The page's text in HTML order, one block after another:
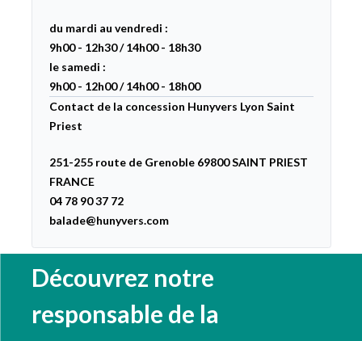
du mardi au vendredi :
9h00 - 12h30 / 14h00 - 18h30
le samedi :
9h00 - 12h00 / 14h00 - 18h00
Contact de la concession Hunyvers Lyon Saint
Priest
251-255 route de Grenoble 69800 SAINT PRIEST
FRANCE
04 78 90 37 72
balade@hunyvers.com
Découvrez notre
responsable de la